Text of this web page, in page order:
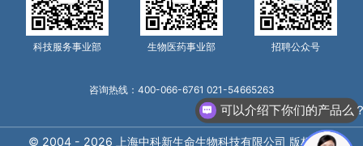
科技服务事业部 生物医药事业部 招聘公众号
咨询热线：400-066-6761 021-54665263
© 2004 - 2026 上海中科新生命生物科技有限公司 版权所有
可以介绍下你们的产品么